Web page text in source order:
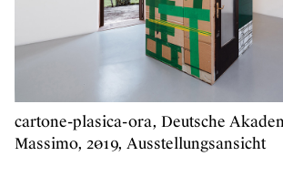
cartone-plasica-ora, Deutsche
Massimo, 2019, Ausstellungsansicht